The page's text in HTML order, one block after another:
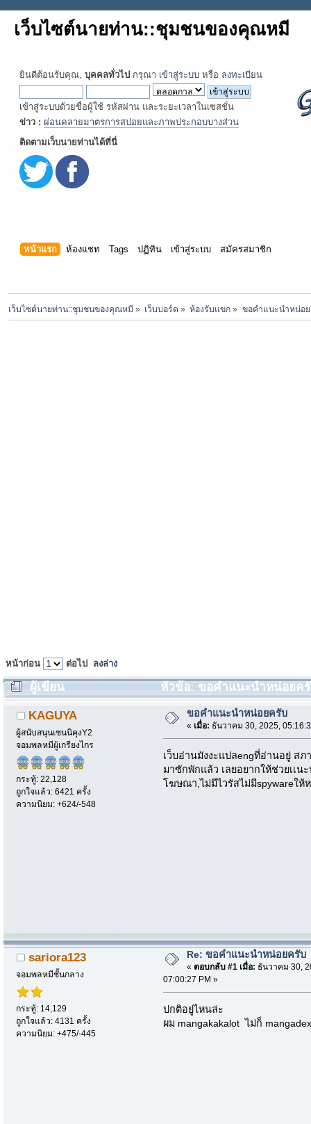
เว็บไซต์นายท่าน::ชุมชนของคุณหมี
ยินดีต้อนรับคุณ, บุคคลทั่วไป กรุณา เข้าสู่ระบบ หรือ ลงทะเบียน
เข้าสู่ระบบด้วยชื่อผู้ใช้ รหัสผ่าน และระยะเวลาในเซสชั่น
ข่าว : ผ่อนคลายมาตรการสปอยและภาพประกอบบางส่วน
ติดตามเว็บนายท่านได้ที่นี่
หน้าแรก ห้องแชท Tags ปฏิทิน เข้าสู่ระบบ สมัครสมาชิก
เว็บไซต์นายท่าน::ชุมชนของคุณหมี » เว็บบอร์ด » ห้องรับแขก » ขอคำแนะนำหน่อ
หน้าก่อน ต่อไป ลงล่าง
ผู้เขียน หัวข้อ: ขอคำแนะนำหน่อยครั
KAGUYA
ผู้สนับสนุนเซนนิคุงY2
จอมพลหมีผู้เกรียงไกร
กระทู้: 22,128
ถูกใจแล้ว: 6421 ครั้ง
ความนิยม: +624/-548
ขอคำแนะนำหน่อยครับ
« เมื่อ: ธันวาคม 30, 2025,
เว็บอ่านมังงะแปลengที่อ่านอยู่ ส
มาซักพักแล้ว เลยอยากให้ช่วยเเน
โฆษณา,ไม่มีไวรัสไม่มีspywareใ
sariora123
จอมพลหมีชั้นกลาง
กระทู้: 14,129
ถูกใจแล้ว: 4131 ครั้ง
ความนิยม: +475/-445
Re: ขอคำแนะนำหน่อยครับ
« ตอบกลับ #1 เมื่อ: ธันวาคม 30,
07:00:27 PM »
ปกติอยู่ไหนล่ะ
ผม mangakakalot ไม่ก็